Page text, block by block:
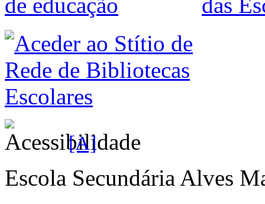
[A]
Escola Secundária Alves